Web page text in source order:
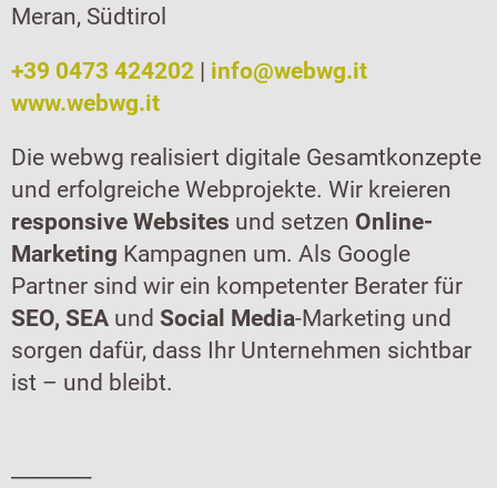
Meran, Südtirol
+39 0473 424202 | info@webwg.it
www.webwg.it
Die webwg realisiert digitale Gesamtkonzepte
und erfolgreiche Webprojekte. Wir kreieren
responsive Websites und setzen Online-
Marketing Kampagnen um. Als Google
Partner sind wir ein kompetenter Berater für
SEO, SEA und Social Media-Marketing und
sorgen dafür, dass Ihr Unternehmen sichtbar
ist – und bleibt.